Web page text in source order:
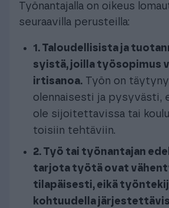
Työnantajalla on oikeus
seuraavilla perusteilla:
1. Taloudellisista ja
syistä, joilla työsopimus
irtisanoa. Työn on
olennaisesti ja pysyvästi,
ole sijoitettavissa tai
toisiin tehtäviin.
2. Työ tai työnantajan
tarjota työtä ovat
tilapäisesti, eikä
kohtuudella